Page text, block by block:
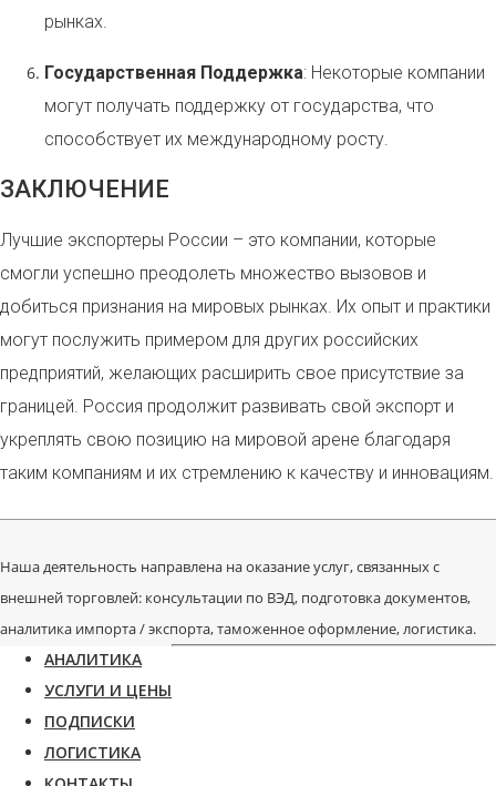
рынках.
Государственная Поддержка: Некоторые компании
могут получать поддержку от государства, что
способствует их международному росту.
ЗАКЛЮЧЕНИЕ
Лучшие экспортеры России – это компании, которые
смогли успешно преодолеть множество вызовов и
добиться признания на мировых рынках. Их опыт и практики
могут послужить примером для других российских
предприятий, желающих расширить свое присутствие за
границей. Россия продолжит развивать свой экспорт и
укреплять свою позицию на мировой арене благодаря
таким компаниям и их стремлению к качеству и инновациям.
Наша деятельность направлена на оказание услуг, связанных с
внешней торговлей: консультации по ВЭД, подготовка документов,
аналитика импорта / экспорта, таможенное оформление, логистика.
АНАЛИТИКА
УСЛУГИ И ЦЕНЫ
ПОДПИСКИ
ЛОГИСТИКА